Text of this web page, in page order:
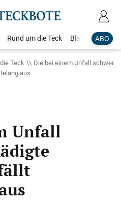
ABO
Rund um die Teck Blaulicht
Teck
Die bei einem Unfall schwer
aus
Unfall